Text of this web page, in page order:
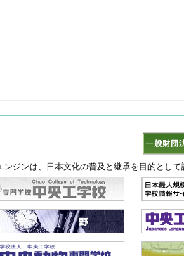
ンジンは、日本文化の普及と継承を目的とし